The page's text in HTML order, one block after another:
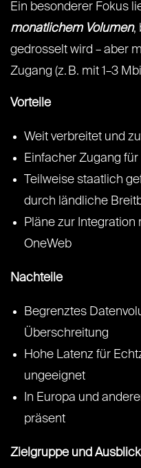
Ein besonderer Fokus
monatlichem Volumen,
gedrosselt wird – aber
Zugang (z. B. mit 1–3
Vorteile
Weit verbreitet und
Einfacher Zugang
Teilweise staatlich
durch ländliche
Pläne zur Integration
OneWeb
Nachteile
Begrenztes
Überschreitung
Hohe Latenz für
ungeeignet
In Europa und
präsent
Zielgruppe und Ausblick